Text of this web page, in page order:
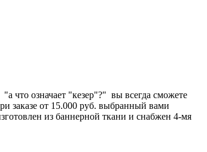
что означает "кезер"?" вы всегда сможете
заказе от 15.000 руб. выбранный вами
из баннерной ткани и снабжен 4-мя